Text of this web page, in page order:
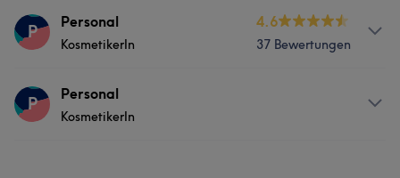
Was unsere Kunden über Personal sagen
Services
P Personal
KosmetikerIn
4.6
37 Bewertungen
Services
P Personal
KosmetikerIn